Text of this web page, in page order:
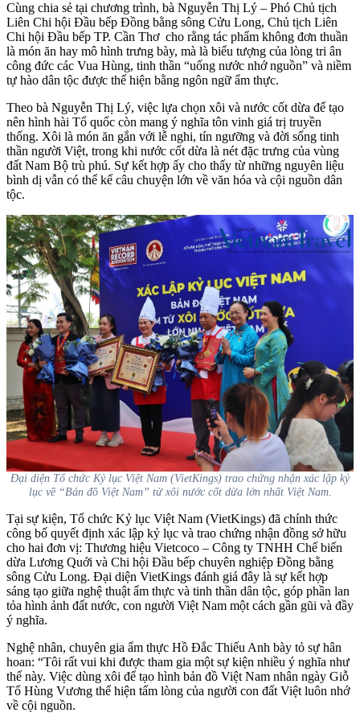
Cùng chia sẻ tại chương trình, bà Nguyễn Thị Lý – Phó Chủ tịch
Liên Chi hội Đầu bếp Đồng bằng sông Cửu Long, Chủ tịch Liên
Chi hội Đầu bếp TP. Cần Thơ cho rằng tác phẩm không đơn thuần
là món ăn hay mô hình trưng bày, mà là biểu tượng của lòng tri ân
công đức các Vua Hùng, tinh thần “uống nước nhớ nguồn” và niềm
tự hào dân tộc được thể hiện bằng ngôn ngữ ẩm thực.
Theo bà Nguyễn Thị Lý, việc lựa chọn xôi và nước cốt dừa để tạo
nên hình hài Tổ quốc còn mang ý nghĩa tôn vinh giá trị truyền
thống. Xôi là món ăn gắn với lễ nghi, tín ngưỡng và đời sống tinh
thần người Việt, trong khi nước cốt dừa là nét đặc trưng của vùng
đất Nam Bộ trù phú. Sự kết hợp ấy cho thấy từ những nguyên liệu
bình dị vẫn có thể kể câu chuyện lớn về văn hóa và cội nguồn dân
tộc.
Đại diện Tổ chức Kỷ lục Việt Nam (VietKings) trao chứng nhận xác lập kỷ
lục về “Bản đồ Việt Nam” từ xôi nước cốt dừa lớn nhất Việt Nam.
Tại sự kiện, Tổ chức Kỷ lục Việt Nam (VietKings) đã chính thức
công bố quyết định xác lập kỷ lục và trao chứng nhận đồng sở hữu
cho hai đơn vị: Thương hiệu Vietcoco – Công ty TNHH Chế biến
dừa Lương Quới và Chi hội Đầu bếp chuyên nghiệp Đồng bằng
sông Cửu Long. Đại diện VietKings đánh giá đây là sự kết hợp
sáng tạo giữa nghệ thuật ẩm thực và tinh thần dân tộc, góp phần lan
tỏa hình ảnh đất nước, con người Việt Nam một cách gần gũi và đầy
ý nghĩa.
Nghệ nhân, chuyên gia ẩm thực Hồ Đắc Thiếu Anh bày tỏ sự hân
hoan: “Tôi rất vui khi được tham gia một sự kiện nhiều ý nghĩa như
thế này. Việc dùng xôi để tạo hình bản đồ Việt Nam nhân ngày Giỗ
Tổ Hùng Vương thể hiện tấm lòng của người con đất Việt luôn nhớ
về cội nguồn.